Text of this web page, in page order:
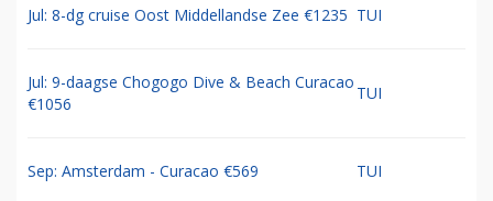
Jul: 8-dg cruise Oost Middellandse Zee €1235 TUI
Jul: 9-daagse Chogogo Dive & Beach Curacao
€1056
TUI
Sep: Amsterdam - Curacao €569 TUI